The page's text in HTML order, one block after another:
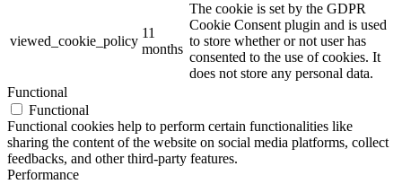
viewed_cookie_policy
11
months
The cookie is set by the GDPR
Cookie Consent plugin and is used
to store whether or not user has
consented to the use of cookies. It
does not store any personal data.
Functional
Functional
Functional cookies help to perform certain functionalities like
sharing the content of the website on social media platforms, collect
feedbacks, and other third-party features.
Performance